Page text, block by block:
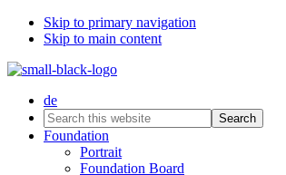
Skip to primary navigation
Skip to main content
de
Search
this
website
Foundation
Portrait
Foundation Board